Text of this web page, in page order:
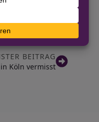
Allee in
BEITRAG
Köln vermisst